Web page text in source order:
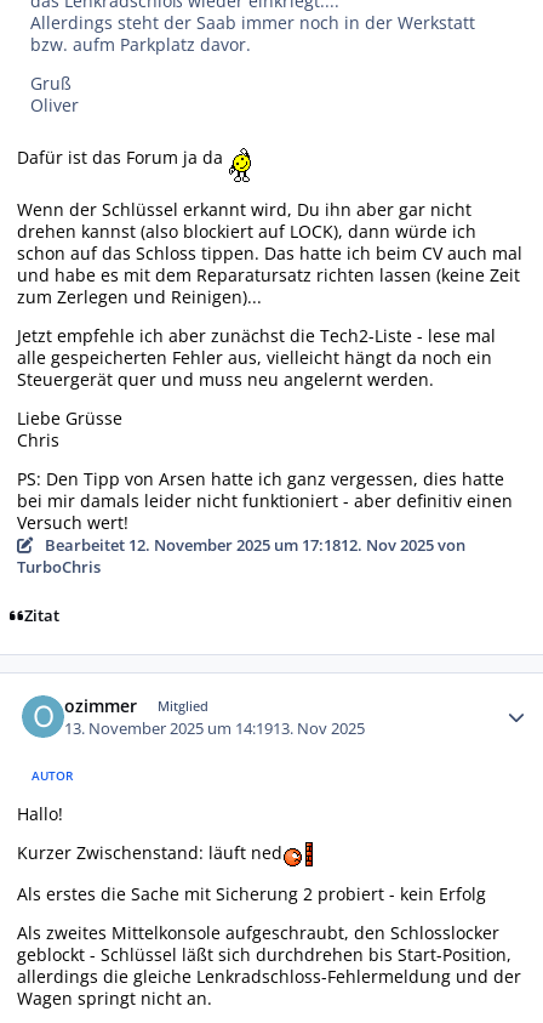
Allerdings steht der Saab immer noch in der Werkstatt
bzw. aufm Parkplatz davor.
Gruß
Oliver
Dafür ist das Forum ja da
Wenn der Schlüssel erkannt wird, Du ihn aber gar nicht
drehen kannst (also blockiert auf LOCK), dann würde ich
schon auf das Schloss tippen. Das hatte ich beim CV auch mal
und habe es mit dem Reparatursatz richten lassen (keine Zeit
zum Zerlegen und Reinigen)...
Jetzt empfehle ich aber zunächst die Tech2-Liste - lese mal
alle gespeicherten Fehler aus, vielleicht hängt da noch ein
Steuergerät quer und muss neu angelernt werden.
Liebe Grüsse
Chris
PS: Den Tipp von Arsen hatte ich ganz vergessen, dies hatte
bei mir damals leider nicht funktioniert - aber definitiv einen
Versuch wert!
Bearbeitet 12. November 2025 um 17:1812. Nov 2025von
TurboChris
Zitat
ozimmer Mitglied
13. November 2025 um 14:1913. Nov 2025
AUTOR
Hallo!
Kurzer Zwischenstand: läuft ned
Als erstes die Sache mit Sicherung 2 probiert - kein Erfolg
Als zweites Mittelkonsole aufgeschraubt, den Schlosslocker
geblockt - Schlüssel läßt sich durchdrehen bis Start-Position,
allerdings die gleiche Lenkradschloss-Fehlermeldung und der
Wagen springt nicht an.